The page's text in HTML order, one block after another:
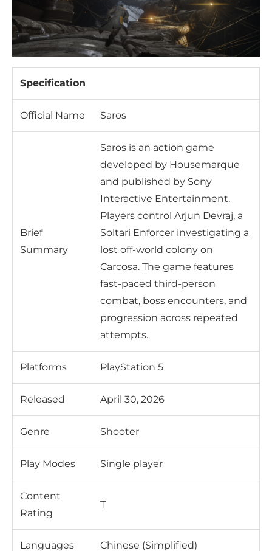
Specification
Official Name Saros
Brief
Summary
Saros is an action game
developed by Housemarque
and published by Sony
Interactive Entertainment.
Players control Arjun Devraj, a
Soltari Enforcer investigating a
lost off-world colony on
Carcosa. The game features
fast-paced third-person
combat, boss encounters, and
progression across repeated
attempts.
Platforms PlayStation 5
Released April 30, 2026
Genre Shooter
Play Modes Single player
Content
Rating
T
Languages Chinese (Simplified)